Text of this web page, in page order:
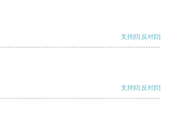
支持[0] 反对[0]
支持[0] 反对[0]